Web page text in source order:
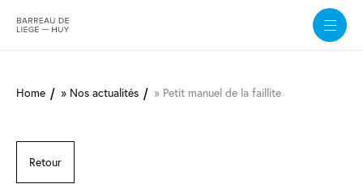
contenu
Home Nos actualités Petit manuel de la faillite
Retour